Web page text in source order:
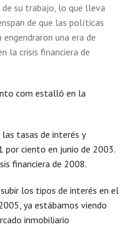
su trabajo, lo que lleva
de que las políticas
una era de
la crisis financiera de
com estalló en la
las tasas de interés y
ciento en junio de 2003.
financiera de 2008.
los tipos de interés en el
ya estábamos viendo
inmobiliario